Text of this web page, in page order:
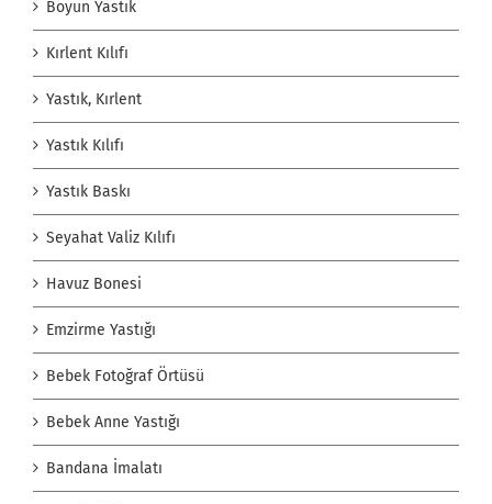
Boyun Yastık
Kırlent Kılıfı
Yastık, Kırlent
Yastık Kılıfı
Yastık Baskı
Seyahat Valiz Kılıfı
Havuz Bonesi
Emzirme Yastığı
Bebek Fotoğraf Örtüsü
Bebek Anne Yastığı
Bandana İmalatı